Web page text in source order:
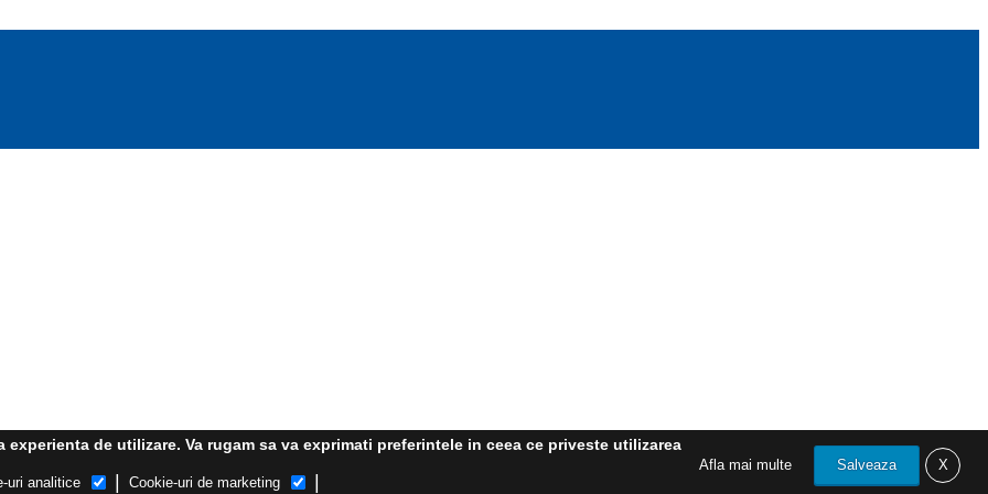
de utilizare. Va rugam sa va exprimati preferintele in ceea ce priveste utilizarea
uri analitice Cookie-uri de marketing
Afla mai multe Salveaza X